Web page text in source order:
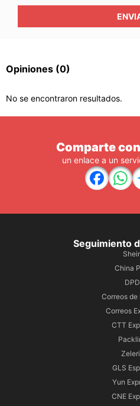
Opiniones (0)
No se encontraron resultados.
Comparte
un enlace a un
Seguimiento
China
DPD
Correos de
Correos
CTT
GLS
Yun
CNE